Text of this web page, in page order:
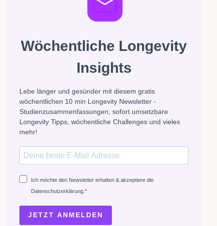
Wöchentliche Longevity
Insights
Lebe länger und gesünder mit diesem gratis
wöchentlichen 10 min Longevity Newsletter -
Studienzusammenfassungen, sofort umsetzbare
Longevity Tipps, wöchentliche Challenges und vieles
mehr!
Ich möchte den Newsletter erhalten & akzeptiere die
Datenschutzerklärung.
JETZT ANMELDEN